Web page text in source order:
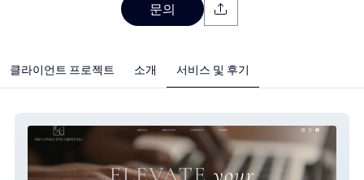
문의
클라이언트 프로젝트 소개 서비스 및 후기